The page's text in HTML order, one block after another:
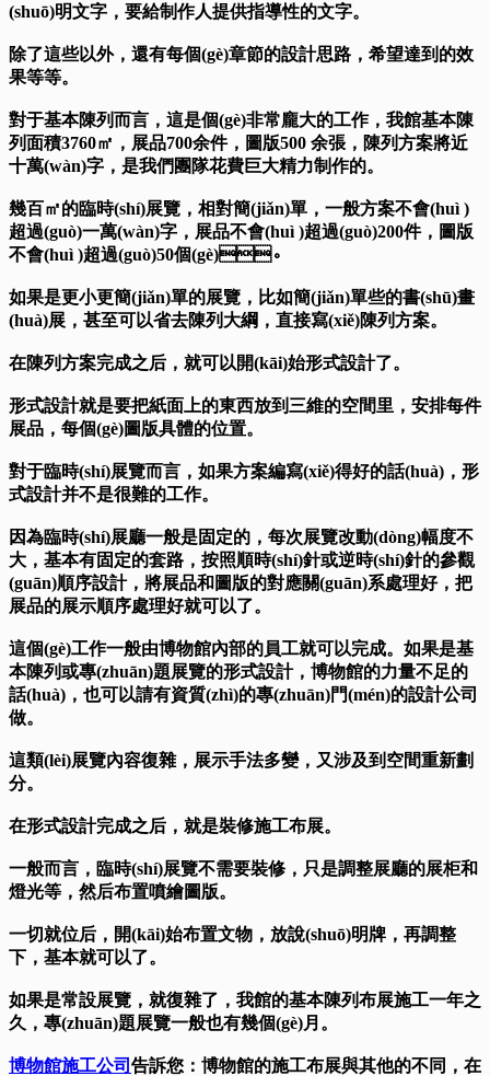
(shuō)明文字，要給制作人提供指導性的文字。
除了這些以外，還有每個(gè)章節的設計思路，希望達到的效
果等等。
對于基本陳列而言，這是個(gè)非常龐大的工作，我館基本陳
列面積3760㎡，展品700余件，圖版500 余張，陳列方案將近
十萬(wàn)字，是我們團隊花費巨大精力制作的。
幾百㎡的臨時(shí)展覽，相對簡(jiǎn)單，一般方案不會(huì )
超過(guò)一萬(wàn)字，展品不會(huì )超過(guò)200件，圖版
不會(huì )超過(guò)50個(gè)。
如果是更小更簡(jiǎn)單的展覽，比如簡(jiǎn)單些的書(shū)畫
(huà)展，甚至可以省去陳列大綱，直接寫(xiě)陳列方案。
在陳列方案完成之后，就可以開(kāi)始形式設計了。
形式設計就是要把紙面上的東西放到三維的空間里，安排每件
展品，每個(gè)圖版具體的位置。
對于臨時(shí)展覽而言，如果方案編寫(xiě)得好的話(huà)，形
式設計并不是很難的工作。
因為臨時(shí)展廳一般是固定的，每次展覽改動(dòng)幅度不
大，基本有固定的套路，按照順時(shí)針或逆時(shí)針的參觀
(guān)順序設計，將展品和圖版的對應關(guān)系處理好，把
展品的展示順序處理好就可以了。
這個(gè)工作一般由博物館內部的員工就可以完成。如果是基
本陳列或專(zhuān)題展覽的形式設計，博物館的力量不足的
話(huà)，也可以請有資質(zhì)的專(zhuān)門(mén)的設計公司
做。
這類(lèi)展覽內容復雜，展示手法多變，又涉及到空間重新劃
分。
在形式設計完成之后，就是裝修施工布展。
一般而言，臨時(shí)展覽不需要裝修，只是調整展廳的展柜和
燈光等，然后布置噴繪圖版。
一切就位后，開(kāi)始布置文物，放說(shuō)明牌，再調整
下，基本就可以了。
如果是常設展覽，就復雜了，我館的基本陳列布展施工一年之
久，專(zhuān)題展覽一般也有幾個(gè)月。
博物館施工公司 告訴您：博物館的施工布展與其他的不同，在